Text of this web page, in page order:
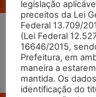
1°
DOWNLOAD
legislação
preceitos da Lei
Federal 13.709/
(Lei Federal
16646/2015,
Prefeitura, em
maneira a
mantida. Os
identificação do